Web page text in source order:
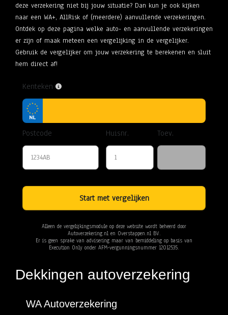
deze verzekering niet bij jouw situatie? Dan kun je ook kijken
naar een WA+, AllRisk of (meerdere) aanvullende verzekeringen.
Ontdek op deze pagina welke auto- en aanvullende verzekeringen
er zijn of maak meteen een vergelijking in de vergelijker.
Gebruik de vergelijker om jouw verzekering te berekenen en sluit
hem direct af!
Kenteken
Postcode Huisnr. Toev.
Start met vergelijken
Alleen de vergelijkingsmodule op deze website wordt beheerd door
Autoverzekering.nlen Overstappen.nl BV.
Er is geen sprake van advisering maar van bemiddeling op basis van
Execution Only onder AFM-vergunningsnummer 12012535.
Dekkingen autoverzekering
WA Autoverzekering